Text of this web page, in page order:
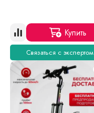
Купить
Связаться с экспертом